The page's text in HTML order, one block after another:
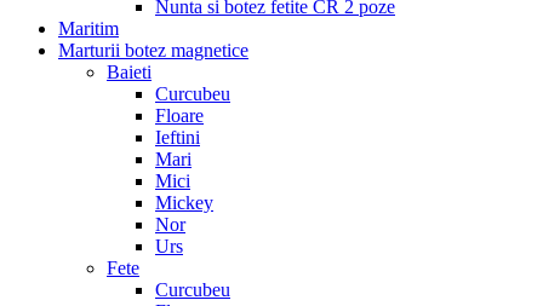
Nunta si botez fetite CR 2 poze
Maritim
Marturii botez magnetice
Baieti
Curcubeu
Floare
Ieftini
Mari
Mici
Mickey
Nor
Urs
Fete
Curcubeu